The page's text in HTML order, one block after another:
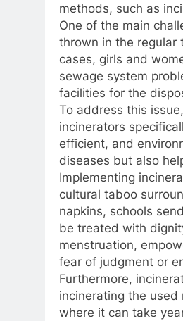
methods, such as
One of the main
thrown in the regular
cases, girls and
sewage system
facilities for the
To address this
incinerators
efficient, and
diseases but also
Implementing
cultural taboo
napkins, schools
be treated with
menstruation,
fear of judgment or
Furthermore,
incinerating the
where it can take